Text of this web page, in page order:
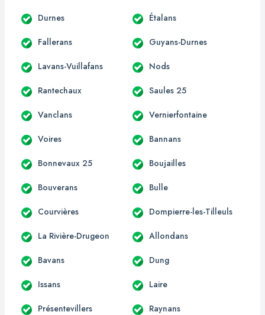
Durnes Étalans
Fallerans Guyans-Durnes
Lavans-Vuillafans Nods
Rantechaux Saules 25
Vanclans Vernierfontaine
Voires Bannans
Bonnevaux 25 Boujailles
Bouverans Bulle
Courvières Dompierre-les-Tilleuls
La Rivière-Drugeon Allondans
Bavans Dung
Issans Laire
Présentevillers Raynans